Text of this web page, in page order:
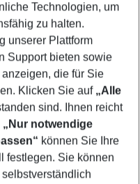
Technologien, um
zu halten.
unserer Plattform
Support bieten sowie
die für Sie
Klicken Sie auf „Alle
sind. Ihnen reicht
„Nur notwendige
können Sie Ihre
festlegen. Sie können